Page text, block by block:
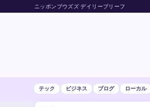
ニッポンブウズズ デイリーブリーフ
テック ビジネス ブログ ローカル